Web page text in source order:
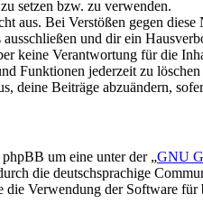
setzen bzw. zu verwenden.
aus. Bei Verstößen gegen
und dir ein
keine Verantwortung für die
Funktionen jederzeit zu löschen
deine Beiträge abzuändern,
um eine unter der „GNU
die deutschsprachige
Verwendung der Software